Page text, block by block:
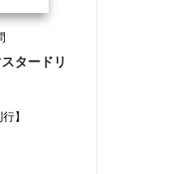
タードリ
】